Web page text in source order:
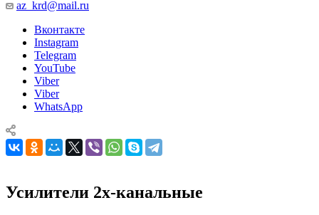
az_krd@mail.ru
Вконтакте
Instagram
Telegram
YouTube
Viber
Viber
WhatsApp
Усилители 2х-канальные